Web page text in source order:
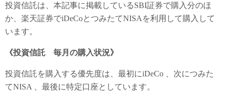
投資信託は、本記事に掲載しているSBI証券で購入分のほ
か、楽天証券でiDeCoとつみたてNISAを利用して購入して
います。
《投資信託 毎月の購入状況》
投資信託を購入する優先度は、最初にiDeCo 、次につみた
てNISA 、最後に特定口座としています。